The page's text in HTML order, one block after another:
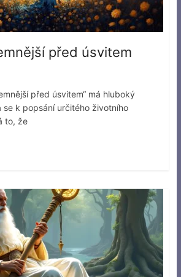
před úsvitem
před úsvitem“ má hluboký
k popsání určitého životního
to, že